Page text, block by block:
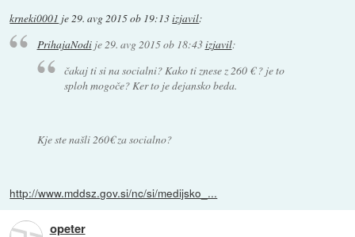
krneki0001 je29. avg 2015 ob 19:13izjavil:
PrihajaNodije29. avg 2015 ob 18:43izjavil:
čakaj ti si na socialni? Kako ti znese z 260 € ? je to
sploh mogoče? Ker to je dejansko beda.
Kje ste našli 260€ za socialno?
http://www.mddsz.gov.si/nc/si/medijsko_...
opeter